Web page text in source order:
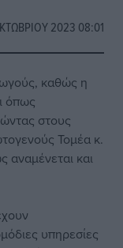
2023 08:01
καθώς η
όπως
στους
Τομέα κ.
αναμένεται και
υπηρεσίες